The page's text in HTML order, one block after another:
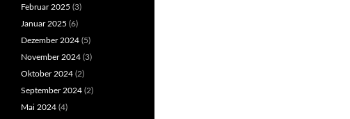
Februar 2025 (3)
Januar 2025 (6)
Dezember 2024 (5)
November 2024 (3)
Oktober 2024 (2)
September 2024 (2)
Mai 2024 (4)